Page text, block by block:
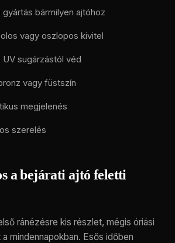
bármilyen ajtóhoz
vagy oszlopos kivitel
sugárzástól véd
vagy füstszín
megjelenés
szerelés
a bejárati ajtó feletti
ránézésre kis részlet, mégis óriási
mindennapokban. Esős időben